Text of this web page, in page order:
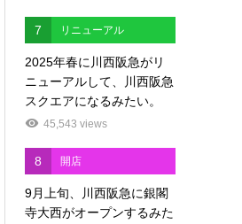
7 リニューアル
2025年春に川西阪急がリ
ニューアルして、川西阪急
スクエアになるみたい。
45,543 views
8 開店
9月上旬、川西阪急に銀閣
寺大西がオープンするみた